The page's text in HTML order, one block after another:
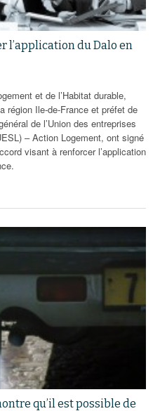
l’application du Dalo en
et de l’Habitat durable,
région Ile-de-France et préfet de
de l’Union des entreprises
– Action Logement, ont signé
visant à renforcer l’application
qu’il est possible de